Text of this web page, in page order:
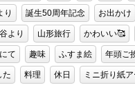
り 誕生50周年記念 お出かけ
より 山形旅行 かわいい🥰
て 趣味 ふすま絵 年頭ご
た 料理 休日 ミニ折り紙ア